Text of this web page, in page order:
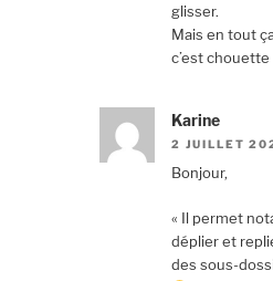
glisser.
Mais en tout
c’est chouette
Karine
2 JUILLET
Bonjour,
« Il permet
déplier et
des sous-